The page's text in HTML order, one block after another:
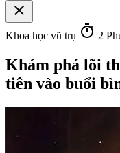
close
Khoa học vũ trụ timer 2
Khám phá lõi
tiên vào buổi